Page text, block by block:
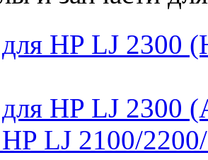
HP LJ 2300
HP LJ 2300
LJ 2100/